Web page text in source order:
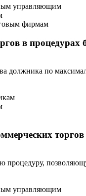
управляющим
фирмам
в процедурах
должника по
торгов
процедуру,
управляющим